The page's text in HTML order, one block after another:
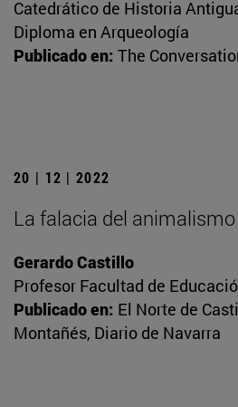
Catedrático de Historia
Diploma en Arqueología
Publicado en: The
20 | 12 | 2022
La falacia del animalismo
Gerardo Castillo
Profesor Facultad de
Publicado en: El Norte de
Montañés, Diario de Navarra